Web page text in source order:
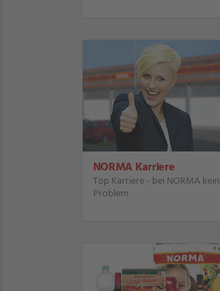
NORMA Karriere
Top Karriere - bei NORMA kein
Problem